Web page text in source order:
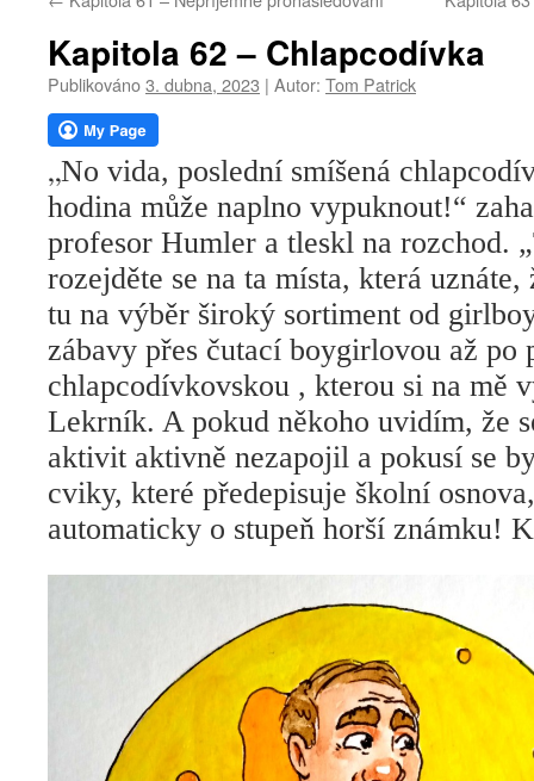
webu
Kapitola 62 – Chlapcodívka
Publikováno3. dubna, 2023 | Autor: Tom Patrick
„No vida, poslední smíšená
hodina může naplno vypuknout!“
profesor Humler a tleskl na rozchod.
rozejděte se na ta místa, která
tu na výběr široký sortiment od
zábavy přes čutací boygirlovou až po
chlapcodívkovskou , kterou si na mě
Lekrník. A pokud někoho uvidím, že
aktivit aktivně nezapojil a pokusí se
cviky, které předepisuje školní
automaticky o stupeň horší známku!